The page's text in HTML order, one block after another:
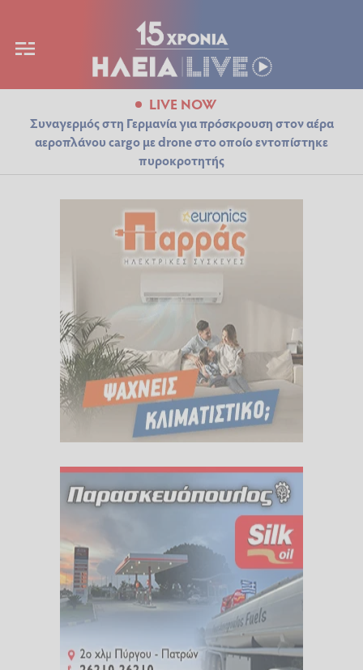
LIVE NOW
Συναγερμός στη Γερμανία για πρόσκρουση στον αέρα
αεροπλάνου cargo με drone στο οποίο εντοπίστηκε
πυροκροτητής